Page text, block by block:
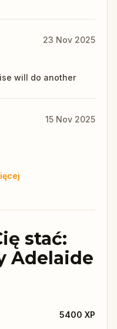
23 Nov 2025
will do another
15 Nov 2025
stać:
Adelaide
5400 XP